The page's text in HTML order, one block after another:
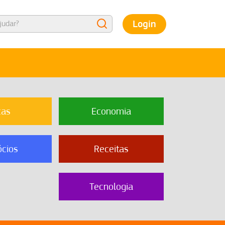
Login
Economia
Receitas
Tecnologia